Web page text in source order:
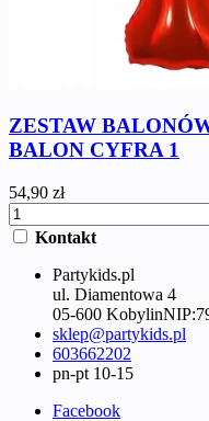
ZESTAW
BALON CYFRA 1
54,90 zł
Kontakt
Partykids.pl
ul. Diamentowa 4
05-600 KobylinNIP:
sklep@partykids.pl
603662202
pn-pt 10-15
Facebook